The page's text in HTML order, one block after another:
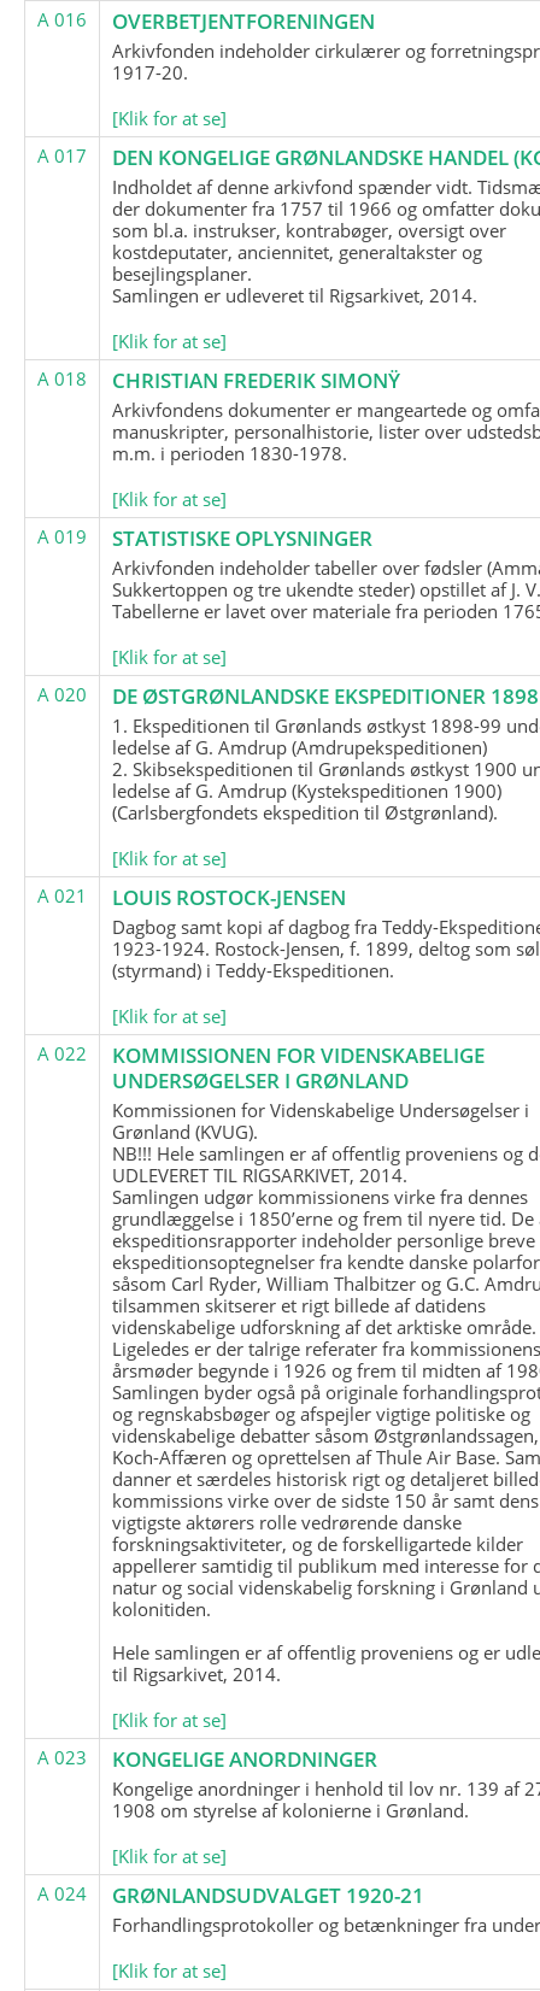
A 016 OVERBETJENTFORENINGEN
Arkivfonden indeholder cirkulærer og
1917-20.
[Klik for at se]
A 017
DEN KONGELIGE GRØNLANDSKE HANDEL
Indholdet af denne arkivfond spænder vidt.
der dokumenter fra 1757 til 1966 og omfatter
som bl.a. instrukser, kontrabøger, oversigt over
kostdeputater, anciennitet, generaltakster og
besejlingsplaner.
Samlingen er udleveret til Rigsarkivet, 2014.
[Klik for at se]
A 018
CHRISTIAN FREDERIK SIMONŸ
Arkivfondens dokumenter er mangeartede og
manuskripter, personalhistorie, lister over
m.m. i perioden 1830-1978.
[Klik for at se]
A 019
STATISTISKE OPLYSNINGER
Arkivfonden indeholder tabeller over fødsler
Sukkertoppen og tre ukendte steder) opstillet af J.
Tabellerne er lavet over materiale fra perioden
[Klik for at se]
A 020
DE ØSTGRØNLANDSKE EKSPEDITIONER
1. Ekspeditionen til Grønlands østkyst 1898-99
ledelse af G. Amdrup (Amdrupekspeditionen)
2. Skibsekspeditionen til Grønlands østkyst 1900
ledelse af G. Amdrup (Kystekspeditionen 1900)
(Carlsbergfondets ekspedition til Østgrønland).
[Klik for at se]
A 021
LOUIS ROSTOCK-JENSEN
Dagbog samt kopi af dagbog fra Teddy-
1923-1924. Rostock-Jensen, f. 1899, deltog som
(styrmand) i Teddy-Ekspeditionen.
[Klik for at se]
A 022
KOMMISSIONEN FOR VIDENSKABELIGE
UNDERSØGELSER I GRØNLAND
Kommissionen for Videnskabelige Undersøgelser i
Grønland (KVUG).
NB!!! Hele samlingen er af offentlig proveniens og
UDLEVERET TIL RIGSARKIVET, 2014.
Samlingen udgør kommissionens virke fra dennes
grundlæggelse i 1850’erne og frem til nyere tid.
ekspeditionsrapporter indeholder personlige breve
ekspeditionsoptegnelser fra kendte danske
såsom Carl Ryder, William Thalbitzer og G.C.
tilsammen skitserer et rigt billede af datidens
videnskabelige udforskning af det arktiske område.
Ligeledes er der talrige referater fra
årsmøder begynde i 1926 og frem til midten af
Samlingen byder også på originale
og regnskabsbøger og afspejler vigtige politiske og
videnskabelige debatter såsom
Koch-Affæren og oprettelsen af Thule Air Base.
danner et særdeles historisk rigt og detaljeret
kommissions virke over de sidste 150 år samt dens
vigtigste aktørers rolle vedrørende danske
forskningsaktiviteter, og de forskelligartede kilder
appellerer samtidig til publikum med interesse for
natur og social videnskabelig forskning i Grønland
kolonitiden.
Hele samlingen er af offentlig proveniens og er
til Rigsarkivet, 2014.
[Klik for at se]
A 023
KONGELIGE ANORDNINGER
Kongelige anordninger i henhold til lov nr. 139 af
1908 om styrelse af kolonierne i Grønland.
[Klik for at se]
A 024
GRØNLANDSUDVALGET 1920-21
Forhandlingsprotokoller og betænkninger fra
[Klik for at se]